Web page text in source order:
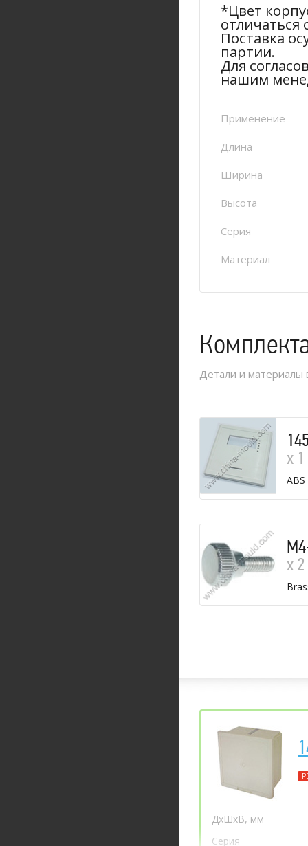
*Цвет
отличаться
Поставка
партии.
Для
нашим
Применение
Длина
Ширина
Высота
Серия
Материал
Детали и материалы
х
ABS
х
ДхШхВ, мм
Серия